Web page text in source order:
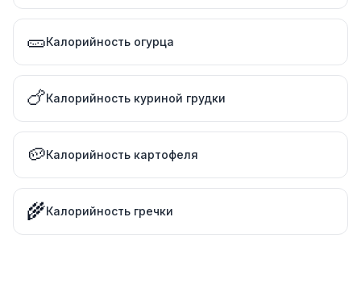
🥒Калорийность огурца
🍗Калорийность куриной грудки
🥔Калорийность картофеля
🌾Калорийность гречки